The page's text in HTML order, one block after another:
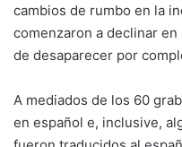
cambios de rumbo en la
comenzaron a declinar
de desaparecer por
A mediados de los 60
en español e, inclusive,